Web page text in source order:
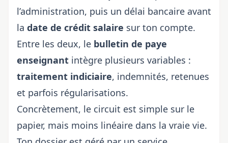
l’administration, puis un délai bancaire avant
la date de crédit salaire sur ton compte.
Entre les deux, le bulletin de paye
enseignant intègre plusieurs variables :
traitement indiciaire, indemnités, retenues
et parfois régularisations.
Concrètement, le circuit est simple sur le
papier, mais moins linéaire dans la vraie vie.